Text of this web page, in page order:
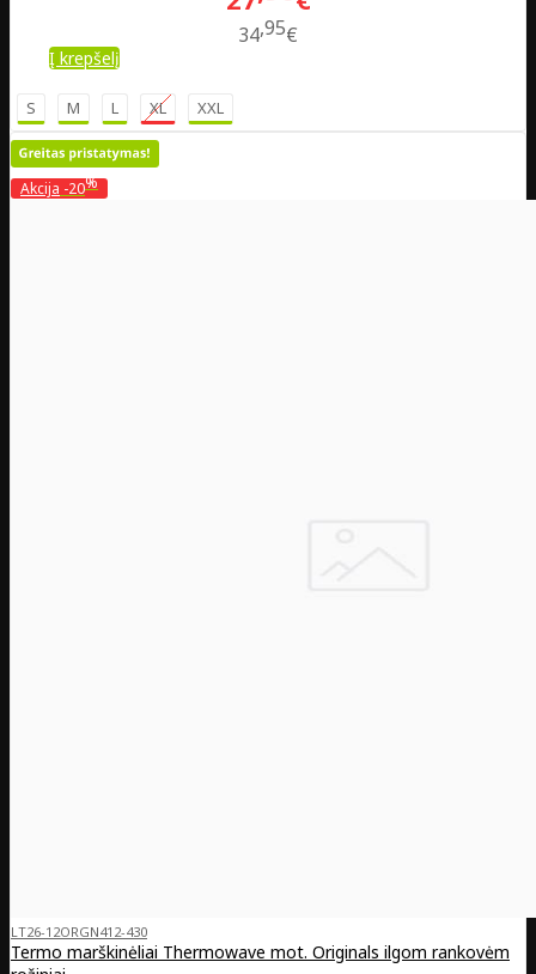
3495€
Į krepšelį
S M L XL XXL
Akcija -20%
LT26-12ORGN412-430
Termo marškinėliai Thermowave mot. Originals ilgom rankovėm